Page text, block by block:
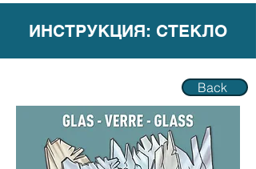
ИНСТРУКЦИЯ: СТЕКЛО
Back